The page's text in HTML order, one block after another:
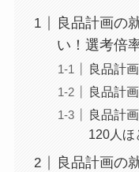
良品計画の
い！選考倍
良品計
良品計
良品計
120人ほ
良品計画の